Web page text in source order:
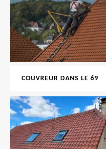
COUVREUR DANS LE 69